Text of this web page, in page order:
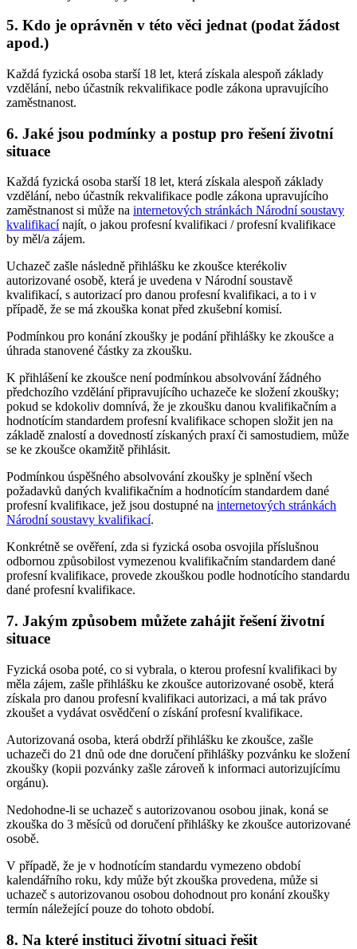
5. Kdo je oprávněn v této věci jednat (podat žádost
apod.)
Každá fyzická osoba starší 18 let, která získala alespoň základy
vzdělání, nebo účastník rekvalifikace podle zákona upravujícího
zaměstnanost.
6. Jaké jsou podmínky a postup pro řešení životní
situace
Každá fyzická osoba starší 18 let, která získala alespoň základy
vzdělání, nebo účastník rekvalifikace podle zákona upravujícího
zaměstnanost si může na internetových stránkách Národní soustavy
kvalifikacínajít, o jakou profesní kvalifikaci / profesní kvalifikace
by měl/a zájem.
Uchazeč zašle následně přihlášku ke zkoušce kterékoliv
autorizované osobě, která je uvedena v Národní soustavě
kvalifikací, s autorizací pro danou profesní kvalifikaci, a to i v
případě, že se má zkouška konat před zkušební komisí.
Podmínkou pro konání zkoušky je podání přihlášky ke zkoušce a
úhrada stanovené částky za zkoušku.
K přihlášení ke zkoušce není podmínkou absolvování žádného
předchozího vzdělání připravujícího uchazeče ke složení zkoušky;
pokud se kdokoliv domnívá, že je zkoušku danou kvalifikačním a
hodnotícím standardem profesní kvalifikace schopen složit jen na
základě znalostí a dovedností získaných praxí či samostudiem, může
se ke zkoušce okamžitě přihlásit.
Podmínkou úspěšného absolvování zkoušky je splnění všech
požadavků daných kvalifikačním a hodnotícím standardem dané
profesní kvalifikace, jež jsou dostupné na internetových stránkách
Národní soustavy kvalifikací.
Konkrétně se ověření, zda si fyzická osoba osvojila příslušnou
odbornou způsobilost vymezenou kvalifikačním standardem dané
profesní kvalifikace, provede zkouškou podle hodnotícího standardu
dané profesní kvalifikace.
7. Jakým způsobem můžete zahájit řešení životní
situace
Fyzická osoba poté, co si vybrala, o kterou profesní kvalifikaci by
měla zájem, zašle přihlášku ke zkoušce autorizované osobě, která
získala pro danou profesní kvalifikaci autorizaci, a má tak právo
zkoušet a vydávat osvědčení o získání profesní kvalifikace.
Autorizovaná osoba, která obdrží přihlášku ke zkoušce, zašle
uchazeči do 21 dnů ode dne doručení přihlášky pozvánku ke složení
zkoušky (kopii pozvánky zašle zároveň k informaci autorizujícímu
orgánu).
Nedohodne-li se uchazeč s autorizovanou osobou jinak, koná se
zkouška do 3 měsíců od doručení přihlášky ke zkoušce autorizované
osobě.
V případě, že je v hodnotícím standardu vymezeno období
kalendářního roku, kdy může být zkouška provedena, může si
uchazeč s autorizovanou osobou dohodnout pro konání zkoušky
termín náležející pouze do tohoto období.
8. Na které instituci životní situaci řešit